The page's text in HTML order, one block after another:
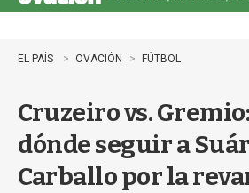
EL PAÍS OVACIÓN FÚTBOL
Cruzeiro vs.
dónde seguir a
Carballo por la